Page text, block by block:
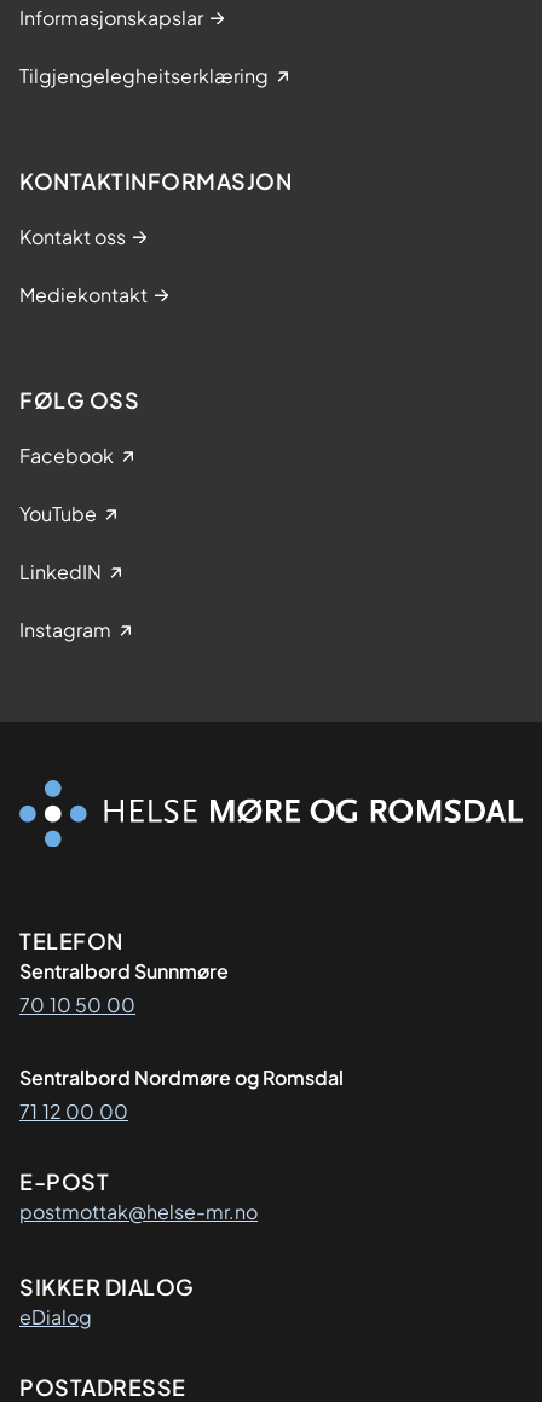
Informasjonskapslar
Tilgjengelegheitserklæring
KONTAKTINFORMASJON
Kontakt oss
Mediekontakt
FØLG OSS
Facebook
YouTube
LinkedIN
Instagram
Kontaktinformasjon
TELEFON
Sentralbord Sunnmøre
70 10 50 00
Sentralbord Nordmøre og Romsdal
71 12 00 00
E-POST
postmottak@helse-mr.no
SIKKER DIALOG
eDialog
Adresse
POSTADRESSE